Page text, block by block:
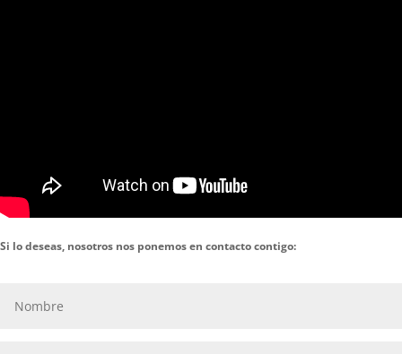
Si lo deseas, nosotros nos ponemos en contacto contigo: